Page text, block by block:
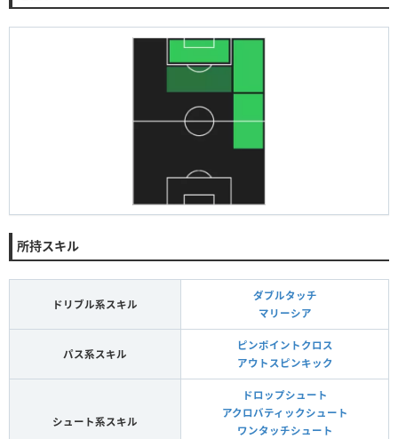
所持スキル
ドリブル系スキル
ダブルタッチ
マリーシア
パス系スキル
ピンポイントクロス
アウトスピンキック
シュート系スキル
ドロップシュート
アクロバティックシュート
ワンタッチシュート